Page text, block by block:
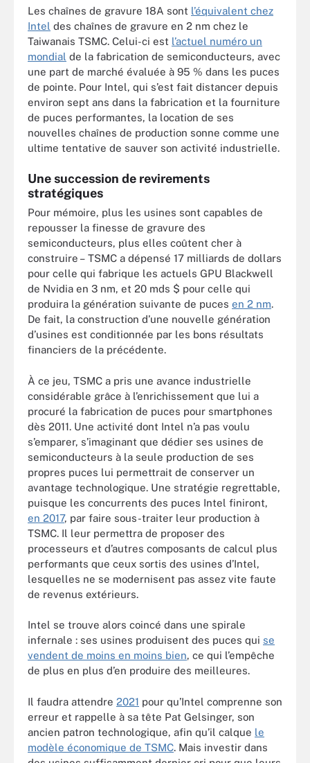
Les chaînes de gravure 18A sont l’équivalent chez
Intel des chaînes de gravure en 2 nm chez le
Taiwanais TSMC. Celui-ci est l’actuel numéro un
mondial de la fabrication de semiconducteurs, avec
une part de marché évaluée à 95 % dans les puces
de pointe. Pour Intel, qui s’est fait distancer depuis
environ sept ans dans la fabrication et la fourniture
de puces performantes, la location de ses
nouvelles chaînes de production sonne comme une
ultime tentative de sauver son activité industrielle.
Une succession de revirements
stratégiques
Pour mémoire, plus les usines sont capables de
repousser la finesse de gravure des
semiconducteurs, plus elles coûtent cher à
construire – TSMC a dépensé 17 milliards de dollars
pour celle qui fabrique les actuels GPU Blackwell
de Nvidia en 3 nm, et 20 mds $ pour celle qui
produira la génération suivante de puces en 2 nm.
De fait, la construction d’une nouvelle génération
d’usines est conditionnée par les bons résultats
financiers de la précédente.
À ce jeu, TSMC a pris une avance industrielle
considérable grâce à l’enrichissement que lui a
procuré la fabrication de puces pour smartphones
dès 2011. Une activité dont Intel n’a pas voulu
s’emparer, s’imaginant que dédier ses usines de
semiconducteurs à la seule production de ses
propres puces lui permettrait de conserver un
avantage technologique. Une stratégie regrettable,
puisque les concurrents des puces Intel finiront,
en 2017, par faire sous-traiter leur production à
TSMC. Il leur permettra de proposer des
processeurs et d’autres composants de calcul plus
performants que ceux sortis des usines d’Intel,
lesquelles ne se modernisent pas assez vite faute
de revenus extérieurs.
Intel se trouve alors coincé dans une spirale
infernale : ses usines produisent des puces qui se
vendent de moins en moins bien, ce qui l’empêche
de plus en plus d’en produire des meilleures.
Il faudra attendre 2021 pour qu’Intel comprenne son
erreur et rappelle à sa tête Pat Gelsinger, son
ancien patron technologique, afin qu’il calque le
modèle économique de TSMC. Mais investir dans